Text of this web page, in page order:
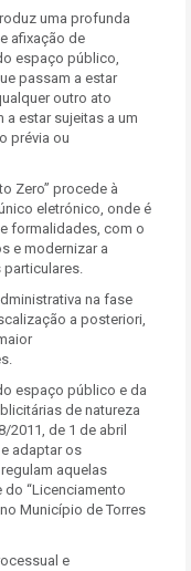
uma profunda
afixação de
espaço público,
passam a estar
outro ato
estar sujeitas a um
prévia ou
Zero” procede à
eletrónico, onde é
formalidades, com o
e modernizar a
na fase
a posteriori,
espaço público e da
de natureza
2011, de 1 de abril
adaptar os
aquelas
“Licenciamento
Município de Torres
e